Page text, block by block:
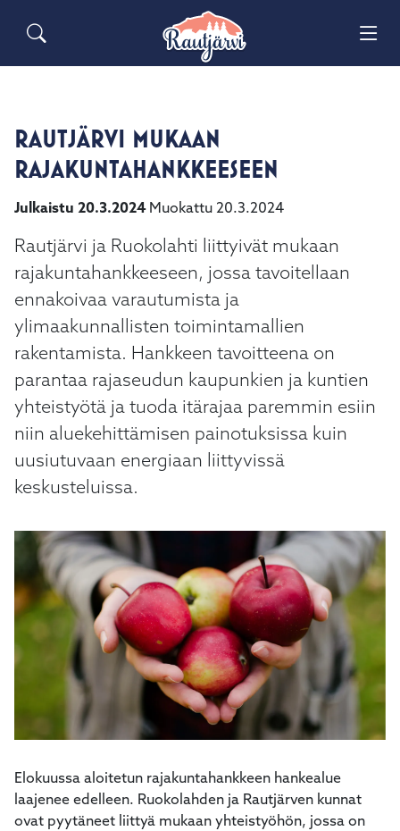
Siirry pääsisältöön Siirry päävalikkoon
Sähköiset lomakkeet
Haku
RAUTJÄRVI MUKAAN
RAJAKUNTAHANKKEESEEN
Julkaistu 20.3.2024 Muokattu 20.3.2024
Rautjärvi ja Ruokolahti liittyivät mukaan
rajakuntahankkeeseen, jossa tavoitellaan
ennakoivaa varautumista ja
ylimaakunnallisten toimintamallien
rakentamista. Hankkeen tavoitteena on
parantaa rajaseudun kaupunkien ja kuntien
yhteistyötä ja tuoda itärajaa paremmin esiin
niin aluekehittämisen painotuksissa kuin
uusiutuvaan energiaan liittyvissä
keskusteluissa.
Elokuussa aloitetun rajakuntahankkeen hankealue
laajenee edelleen. Ruokolahden ja Rautjärven kunnat
ovat pyytäneet liittyä mukaan yhteistyöhön, jossa on